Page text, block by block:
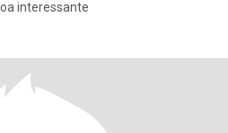
interessante